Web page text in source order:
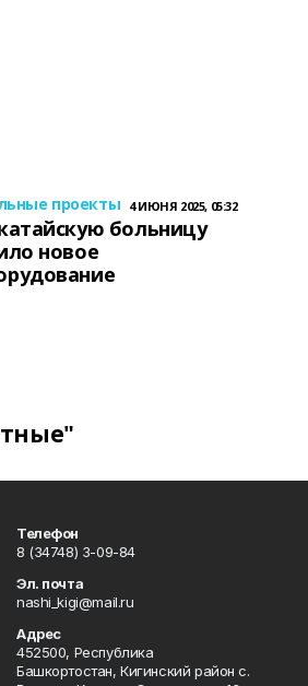
проекты 4 ИЮНЯ 2025, 05:32
больницу
новое
Телефон
8 (34748) 3-09-84
Эл. почта
nashi_kigi@mail.ru
Адрес
452500, Республика
Башкортостан, Кигинский район с.